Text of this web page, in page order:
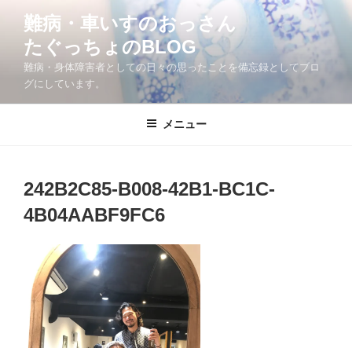
へ
難病・車いすのおっさん
たぐっちょのBLOG
難病・身体障害者としての日々の思ったことを備忘録としてブロ
グにしています。
メニュー
242B2C85-B008-42B1-BC1C-
4B04AABF9FC6